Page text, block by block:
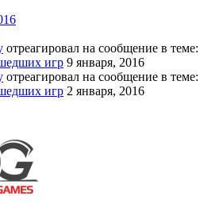
отреагировал на сообщение в теме:
игр 9 января, 2016
отреагировал на сообщение в теме:
игр 2 января, 2016